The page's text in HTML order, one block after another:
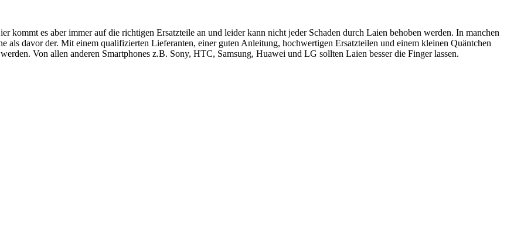
kommt es aber immer auf die richtigen Ersatzteile an und leider kann nicht jeder Schaden durch Laien behoben werden. In manchen
als davor der. Mit einem qualifizierten Lieferanten, einer guten Anleitung, hochwertigen Ersatzteilen und einem kleinen Quäntchen
Von allen anderen Smartphones z.B. Sony, HTC, Samsung, Huawei und LG sollten Laien besser die Finger lassen.